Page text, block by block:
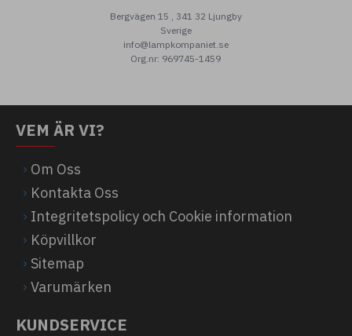
Bergvägen 15 , 341 32 Ljungby
Sverige
info@lampkompaniet.se
Org.nr: 969745-1459
VEM ÄR VI?
Om Oss
Kontakta Oss
Integritetspolicy och Cookie information
Köpvillkor
Sitemap
Varumärken
KUNDSERVICE